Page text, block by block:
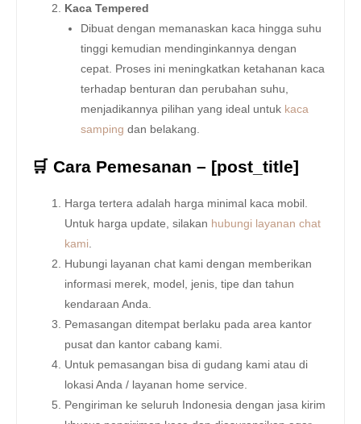
Kaca Tempered
Dibuat dengan memanaskan kaca hingga suhu
tinggi kemudian mendinginkannya dengan
cepat. Proses ini meningkatkan ketahanan kaca
terhadap benturan dan perubahan suhu,
menjadikannya pilihan yang ideal untuk kaca
samping dan belakang.
🛒 Cara Pemesanan – [post_title]
Harga tertera adalah harga minimal kaca mobil.
Untuk harga update, silakan hubungi layanan chat
kami
Hubungi layanan chat kami dengan memberikan
informasi merek, model, jenis, tipe dan tahun
kendaraan Anda.
Pemasangan ditempat berlaku pada area kantor
pusat dan kantor cabang kami.
Untuk pemasangan bisa di gudang kami atau di
lokasi Anda / layanan home service.
Pengiriman ke seluruh Indonesia dengan jasa kirim